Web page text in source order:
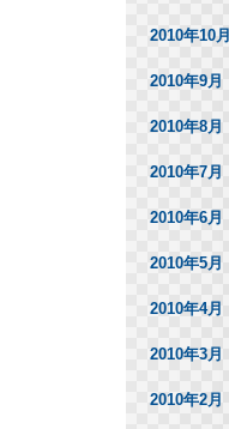
2010年10月
2010年9月
2010年8月
2010年7月
2010年6月
2010年5月
2010年4月
2010年3月
2010年2月